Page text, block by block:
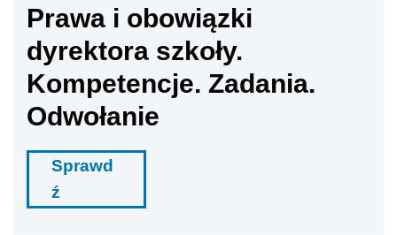
Prawa i obowiązki
dyrektora szkoły.
Kompetencje. Zadania.
Odwołanie
Sprawd
ź